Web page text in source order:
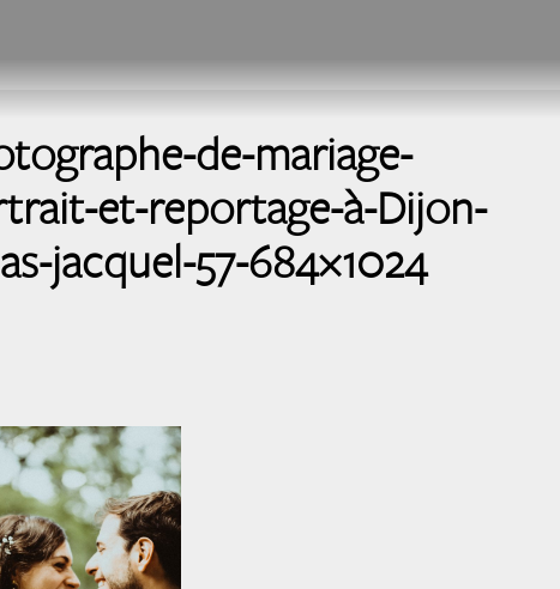
de-mariage-
et-reportage-à-Dijon-
jacquel-57-684×1024